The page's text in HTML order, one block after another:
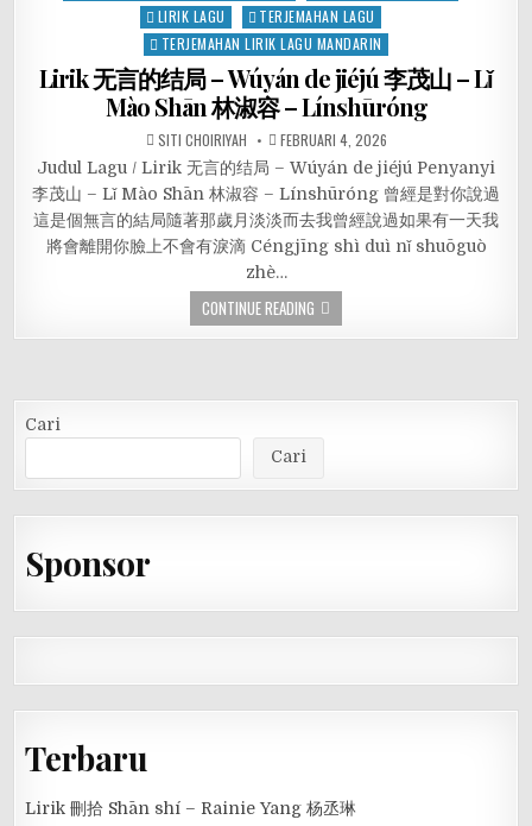
LIRIK LAGU
TERJEMAHAN LAGU
TERJEMAHAN LIRIK LAGU MANDARIN
Lirik 无言的结局 – Wúyán de jiéjú 李茂山 – Lǐ
Mào Shān 林淑容 – Línshūróng
SITI CHOIRIYAH FEBRUARI 4, 2026
Judul Lagu / Lirik 无言的结局 – Wúyán de jiéjú Penyanyi
李茂山 – Lǐ Mào Shān 林淑容 – Línshūróng 曾經是對你說過
這是個無言的結局隨著那歲月淡淡而去我曾經說過如果有一天我
將會離開你臉上不會有淚滴 Céngjīng shì duì nǐ shuōguò
zhè…
CONTINUE READING
Cari
Cari
Sponsor
Terbaru
Lirik 刪拾 Shān shí – Rainie Yang 杨丞琳